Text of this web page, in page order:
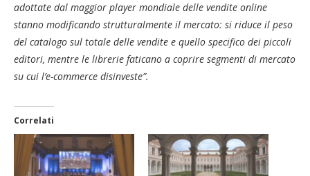
adottate dal maggior player mondiale delle vendite online
stanno modificando strutturalmente il mercato: si riduce il peso
del catalogo sul totale delle vendite e quello specifico dei piccoli
editori, mentre le librerie faticano a coprire segmenti di mercato
su cui l’e-commerce disinveste”.
Correlati